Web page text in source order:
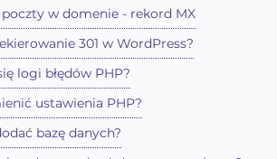
w domenie - rekord MX
301 w WordPress?
logi błędów PHP?
ustawienia PHP?
bazę danych?